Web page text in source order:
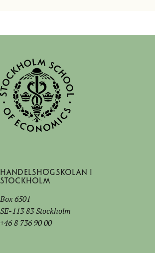
Handelshögskolan i
Stockholm
Box 6501
SE-113 83 Stockholm
+46 8 736 90 00